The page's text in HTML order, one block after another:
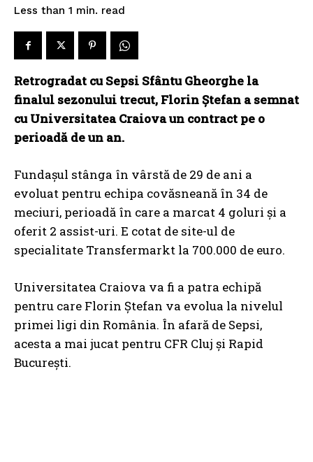
Less than 1 min. read
Retrogradat cu Sepsi Sfântu Gheorghe la
finalul sezonului trecut, Florin Ștefan a semnat
cu Universitatea Craiova un contract pe o
perioadă de un an.
Fundașul stânga în vârstă de 29 de ani a
evoluat pentru echipa covăsneană în 34 de
meciuri, perioadă în care a marcat 4 goluri și a
oferit 2 assist-uri. E cotat de site-ul de
specialitate Transfermarkt la 700.000 de euro.
Universitatea Craiova va fi a patra echipă
pentru care Florin Ștefan va evolua la nivelul
primei ligi din România. În afară de Sepsi,
acesta a mai jucat pentru CFR Cluj și Rapid
București.